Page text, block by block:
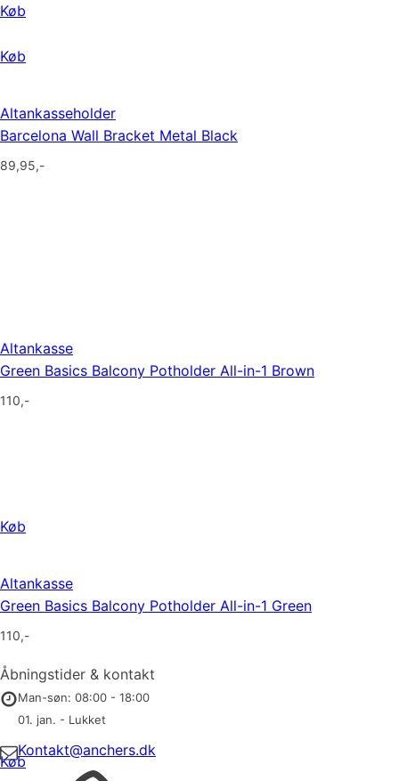
Køb
Køb
Køb
Altankasseholder
Barcelona Wall Bracket Metal Black
89,95,-
Køb
Altankasse
Green Basics Balcony Potholder All-in-1 Brown
110,-
Altankasse
Green Basics Balcony Potholder All-in-1 Green
110,-
Åbningstider & kontakt
Man-søn: 08:00 - 18:00
01. jan. - Lukket
Kontakt@anchers.dk